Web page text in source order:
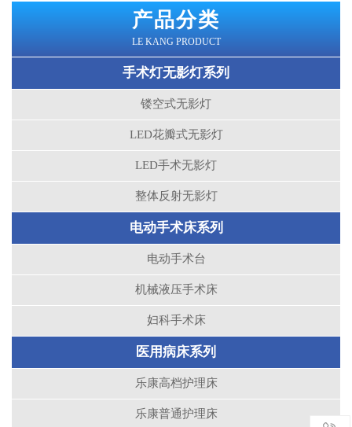
产品分类
LE KANG PRODUCT
手术灯无影灯系列
镂空式无影灯
LED花瓣式无影灯
LED手术无影灯
整体反射无影灯
电动手术床系列
电动手术台
机械液压手术床
妇科手术床
医用病床系列
乐康高档护理床
乐康普通护理床